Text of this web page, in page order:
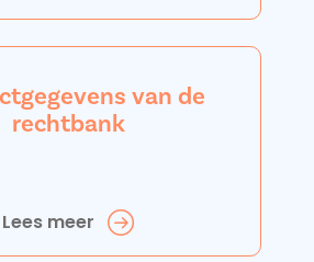
van de
rechtbank
Lees meer